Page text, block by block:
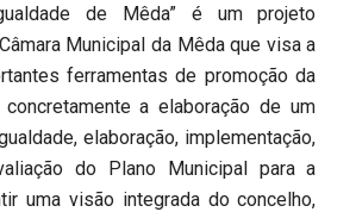
de Mêda” é um projeto
Municipal da Mêda que visa a
ferramentas de promoção da
concretamente a elaboração de um
elaboração, implementação,
do Plano Municipal para a
uma visão integrada do concelho,